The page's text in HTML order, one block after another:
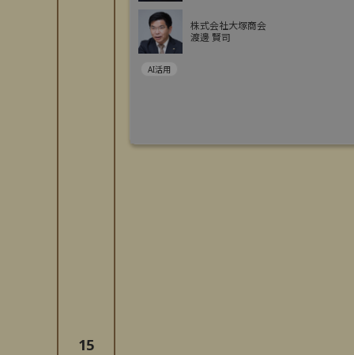
15
株式会社大塚商会
渡邊 賢司
AI活用